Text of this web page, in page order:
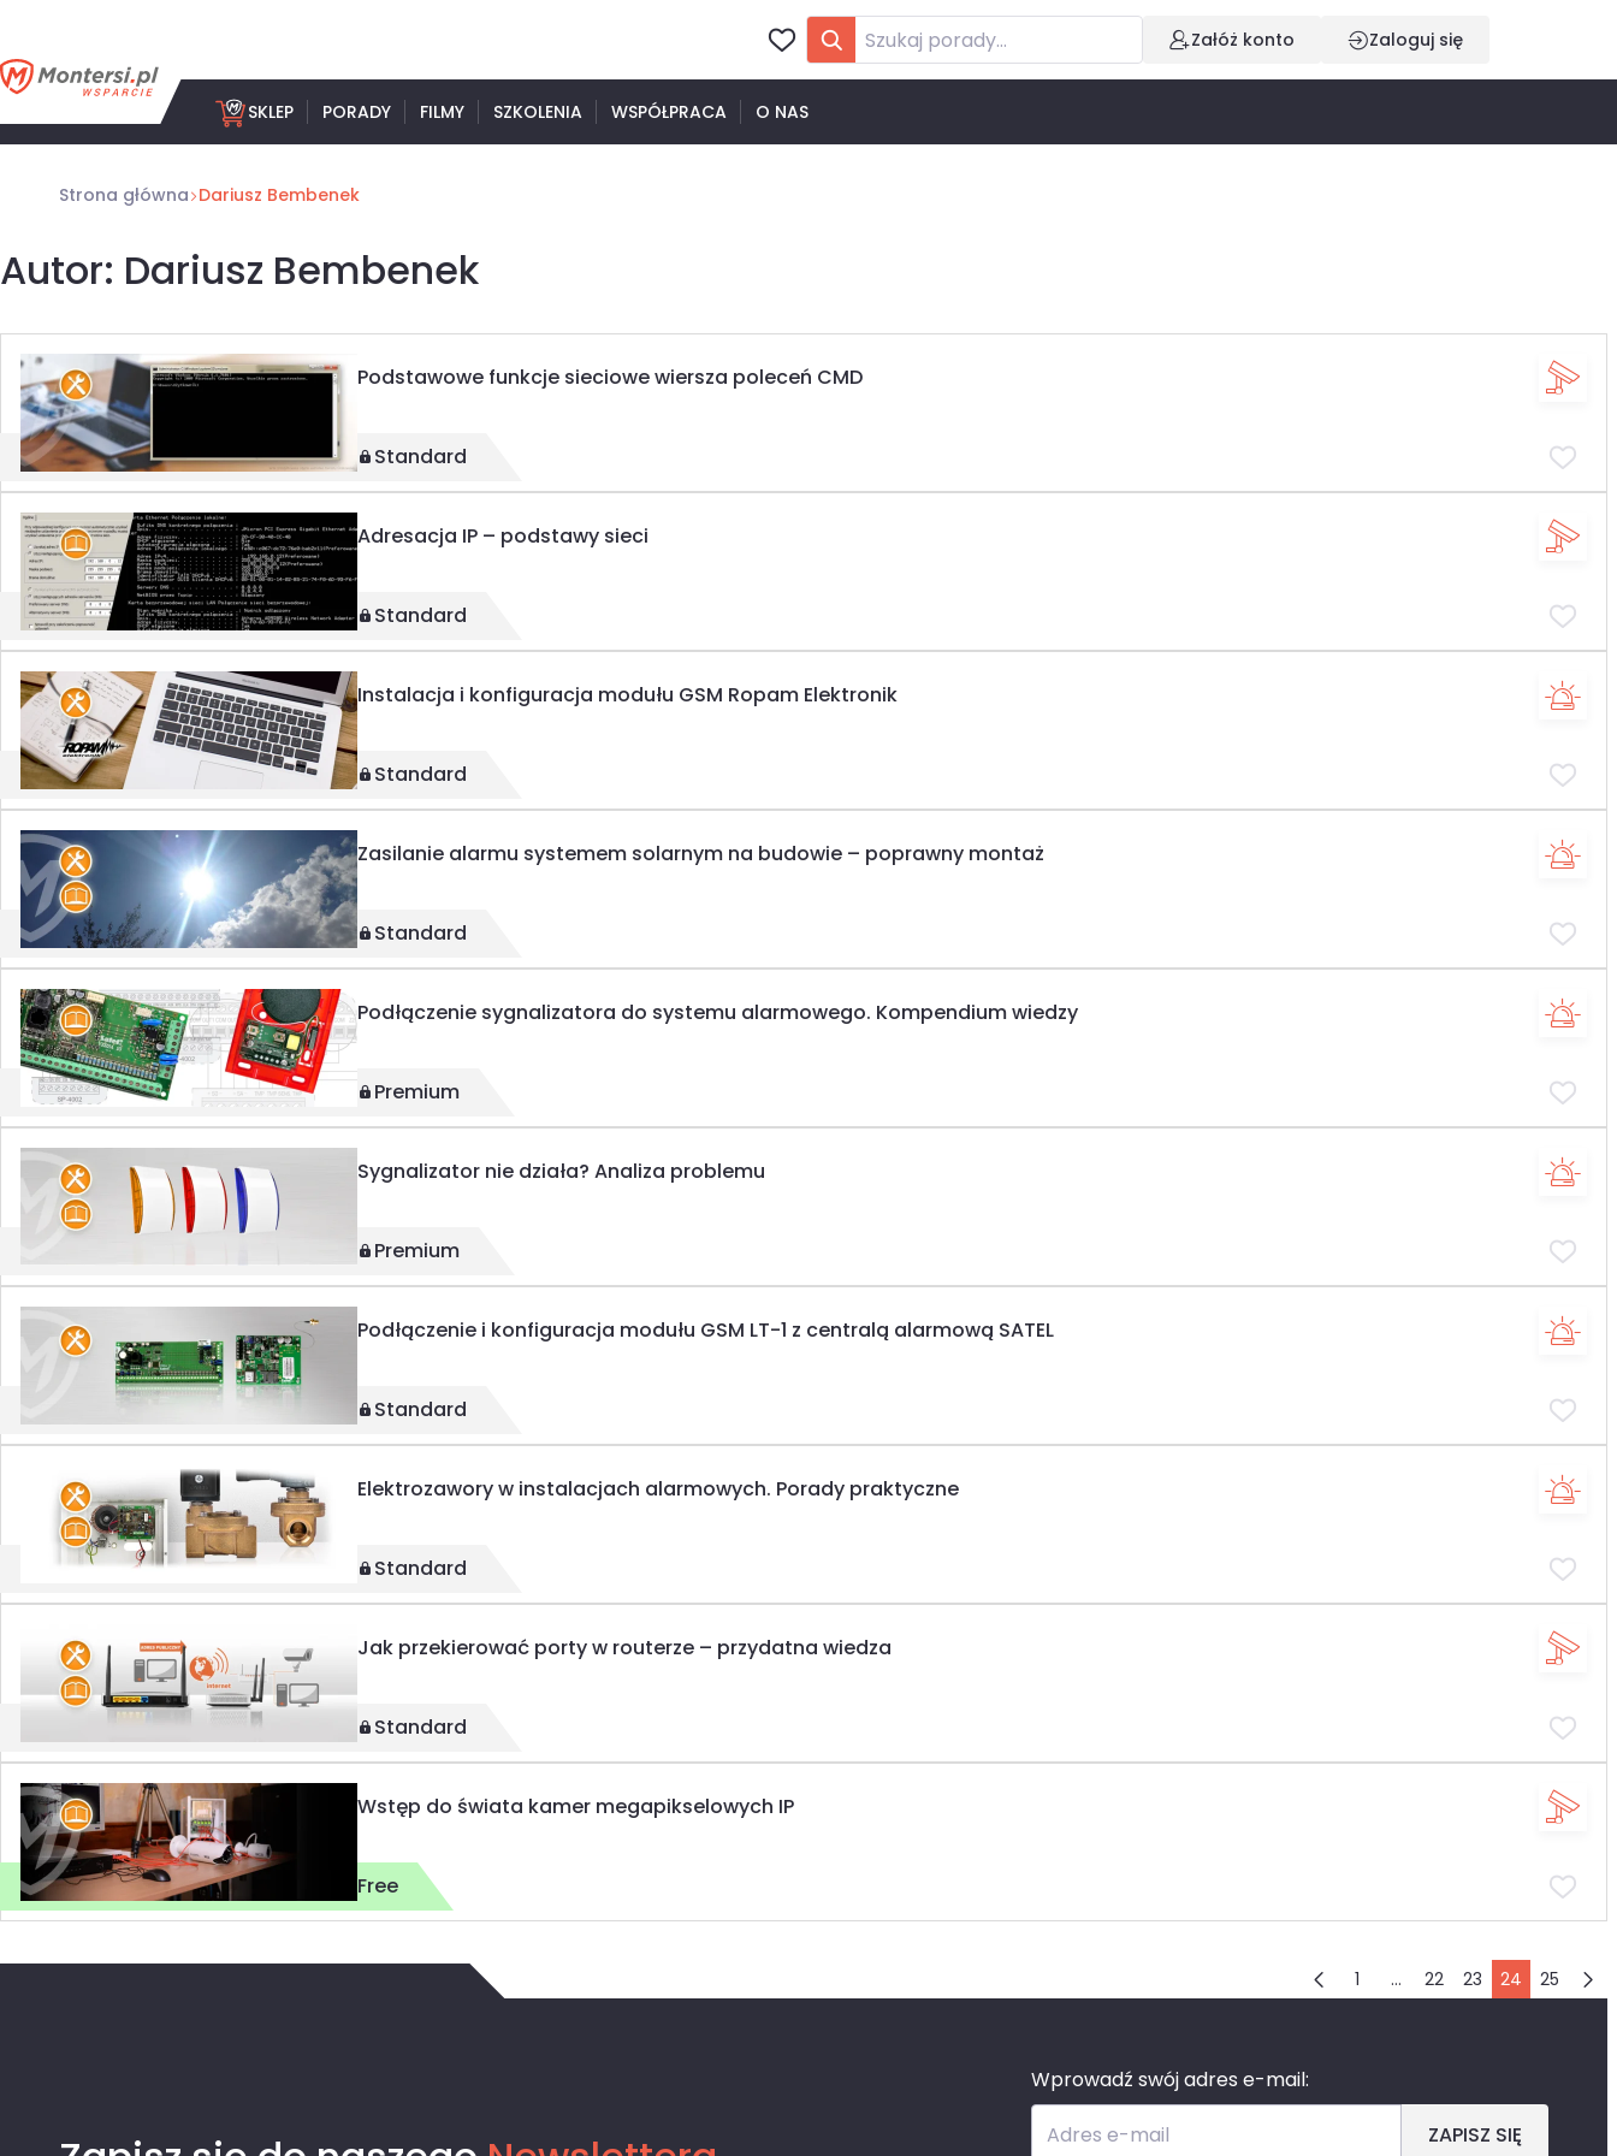
treści
Załóż konto Zaloguj się
SKLEP PORADY FILMY SZKOLENIA WSPÓŁPRACA O NAS
Strona główna Dariusz Bembenek
Autor: Dariusz Bembenek
Podstawowe funkcje sieciowe wiersza poleceń CMD
Standard
Adresacja IP – podstawy sieci
Standard
Instalacja i konfiguracja modułu GSM Ropam Elektronik
Standard
Zasilanie alarmu systemem solarnym na budowie – poprawny montaż
Standard
Podłączenie sygnalizatora do systemu alarmowego. Kompendium wiedzy
Premium
Sygnalizator nie działa? Analiza problemu
Premium
Podłączenie i konfiguracja modułu GSM LT-1 z centralą alarmową SATEL
Standard
Elektrozawory w instalacjach alarmowych. Porady praktyczne
Standard
Jak przekierować porty w routerze – przydatna wiedza
Standard
Wstęp do świata kamer megapikselowych IP
Free
1 … 22 23 24 25
Wprowadź swój adres e-mail:
Adres e-mail
ZAPISZ SIĘ